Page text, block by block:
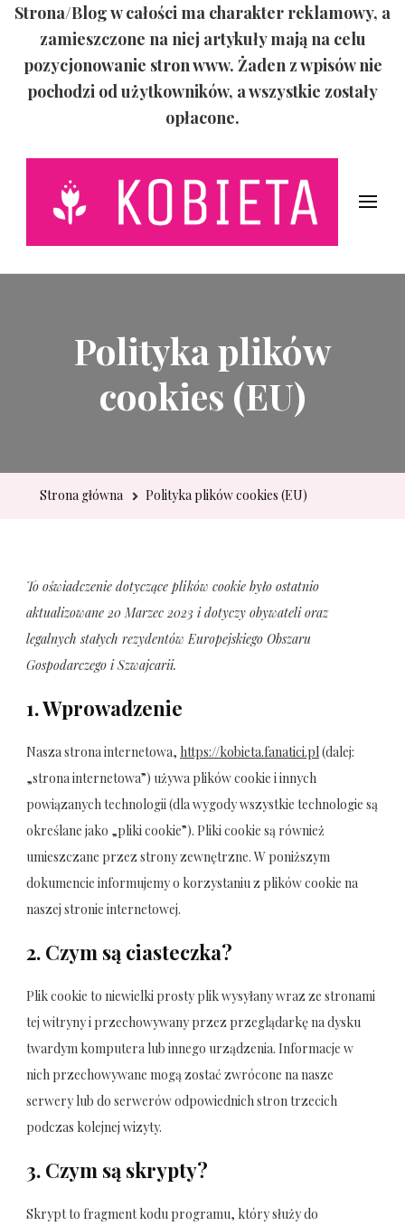
Strona/Blog w całości ma charakter reklamowy, a
zamieszczone na niej artykuły mają na celu
pozycjonowanie stron www. Żaden z wpisów nie
pochodzi od użytkowników, a wszystkie zostały
opłacone.
Świat Kobiety
Polityka plików
cookies (EU)
Strona główna Polityka plików cookies (EU)
To oświadczenie dotyczące plików cookie było ostatnio
aktualizowane 20 Marzec 2023 i dotyczy obywateli oraz
legalnych stałych rezydentów Europejskiego Obszaru
Gospodarczego i Szwajcarii.
1. Wprowadzenie
Nasza strona internetowa, https://kobieta.fanatici.pl (dalej:
„strona internetowa”) używa plików cookie i innych
powiązanych technologii (dla wygody wszystkie technologie są
określane jako „pliki cookie”). Pliki cookie są również
umieszczane przez strony zewnętrzne. W poniższym
dokumencie informujemy o korzystaniu z plików cookie na
naszej stronie internetowej.
2. Czym są ciasteczka?
Plik cookie to niewielki prosty plik wysyłany wraz ze stronami
tej witryny i przechowywany przez przeglądarkę na dysku
twardym komputera lub innego urządzenia. Informacje w
nich przechowywane mogą zostać zwrócone na nasze
serwery lub do serwerów odpowiednich stron trzecich
podczas kolejnej wizyty.
3. Czym są skrypty?
Skrypt to fragment kodu programu, który służy do